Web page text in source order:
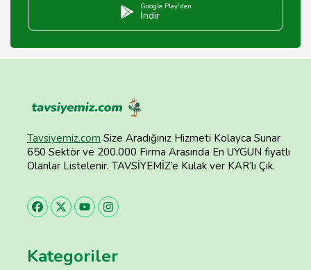
Google Play'den
İndir
Tavsiyemiz.com Size Aradığınız Hizmeti Kolayca Sunar
650 Sektör ve 200.000 Firma Arasında En UYGUN fiyatlı
Olanlar Listelenir. TAVSİYEMİZ’e Kulak ver KAR’lı Çık.
Kategoriler